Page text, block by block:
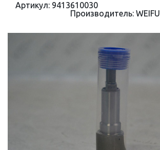
Артикул: 9413610030
Производитель: WEIFU